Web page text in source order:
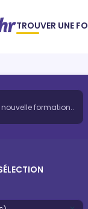
TROUVER UNE